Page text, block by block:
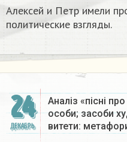
Алексей и Петр имели
политические взгляды.
24
ДЕКАБРЬ
Аналіз «пісні
особи; засоби
витети: